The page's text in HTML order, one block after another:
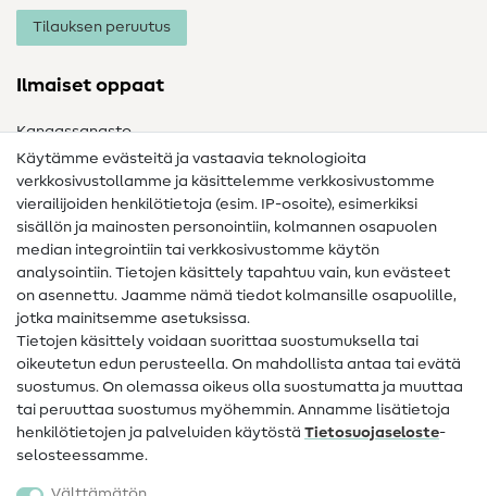
Tilauksen peruutus
Ilmaiset oppaat
Kangassanasto
Ompelusanasto
Ompeluohjeet
Apua ja yhteystiedot
Yhteystiedot
Tietoa omistajanvaihdoksesta
Peruutusoikeus
Suosittu
Käytämme evästeitä ja vastaavia teknologioita
verkkosivustollamme ja käsittelemme verkkosivustomme
vierailijoiden henkilötietoja (esim. IP-osoite), esimerkiksi
sisällön ja mainosten personointiin, kolmannen osapuolen
median integrointiin tai verkkosivustomme käytön
analysointiin. Tietojen käsittely tapahtuu vain, kun evästeet
on asennettu. Jaamme nämä tiedot kolmansille osapuolille,
jotka mainitsemme asetuksissa.
Tietojen käsittely voidaan suorittaa suostumuksella tai
oikeutetun edun perusteella. On mahdollista antaa tai evätä
suostumus. On olemassa oikeus olla suostumatta ja muuttaa
tai peruuttaa suostumus myöhemmin. Annamme lisätietoja
henkilötietojen ja palveluiden käytöstä Tietosuojaseloste-
selosteessamme.